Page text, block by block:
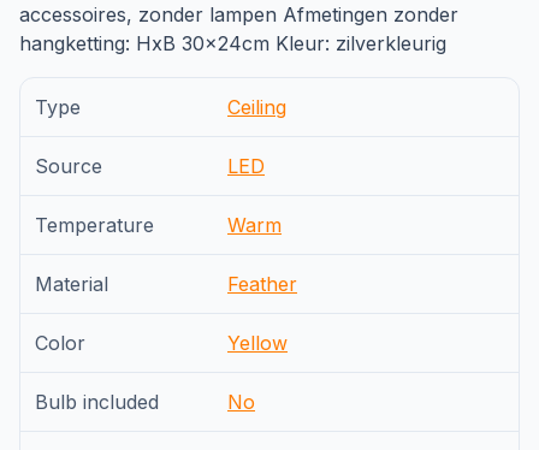
accessoires, zonder lampen Afmetingen zonder
hangketting: HxB 30x24cm Kleur: zilverkleurig
Type Ceiling
Source LED
Temperature Warm
Material Feather
Color Yellow
Bulb included No